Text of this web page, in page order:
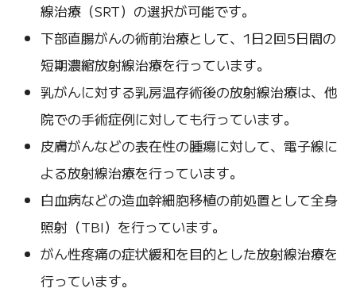
線治療（SRT）の選択が可能です。
下部直腸がんの術前治療として、1日2回5日間の
短期濃縮放射線治療を行っています。
乳がんに対する乳房温存術後の放射線治療は、他
院での手術症例に対しても行っています。
皮膚がんなどの表在性の腫瘍に対して、電子線に
よる放射線治療を行っています。
白血病などの造血幹細胞移植の前処置として全身
照射（TBI）を行っています。
がん性疼痛の症状緩和を目的とした放射線治療を
行っています。